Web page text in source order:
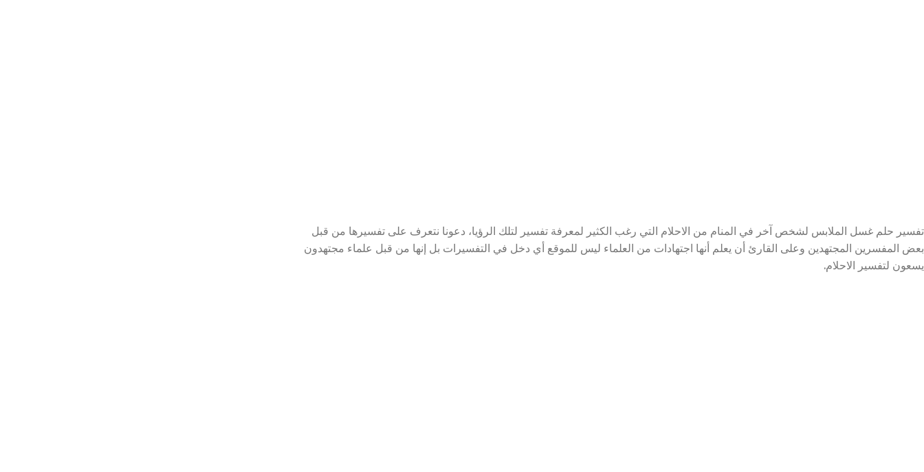
تفسير حلم غسل الملابس لشخص آخر في المنام من الاحلام التي رغب الكثير لمعرفة تفسير لتلك الرؤيا، دعونا نتعرف على تفسيرها من قبل
بعض المفسرين المجتهدين وعلى القارئ أن يعلم أنها اجتهادات من العلماء ليس للموقع أي دخل في التفسيرات بل إنها من قبل علماء مجتهدون
يسعون لتفسير الاحلام.